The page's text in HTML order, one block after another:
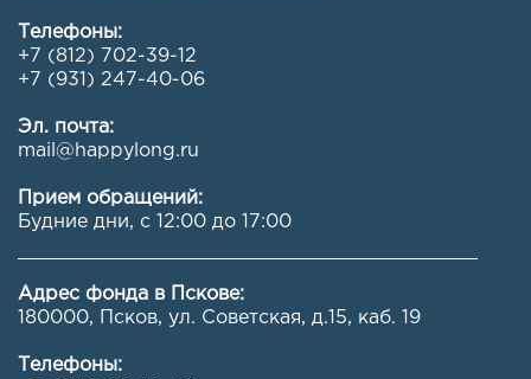
Телефоны:
+7 (812) 702-39-12
+7 (931) 247-40-06
Эл. почта:
mail@happylong.ru
Прием обращений:
Будние дни, с 12:00 до 17:00
Адрес фонда в Пскове:
180000, Псков, ул. Советская, д.15, каб. 19
Телефоны: